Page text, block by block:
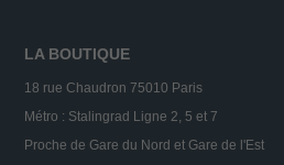
LA BOUTIQUE
18 rue Chaudron 75010 Paris
Métro : Stalingrad Ligne 2, 5 et 7
Proche de Gare du Nord et Gare de l'Est